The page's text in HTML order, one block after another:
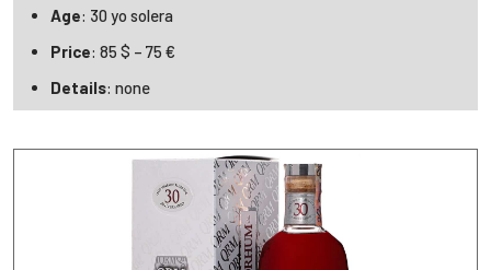
Age: 30 yo solera
Price: 85 $ – 75 €
Details: none